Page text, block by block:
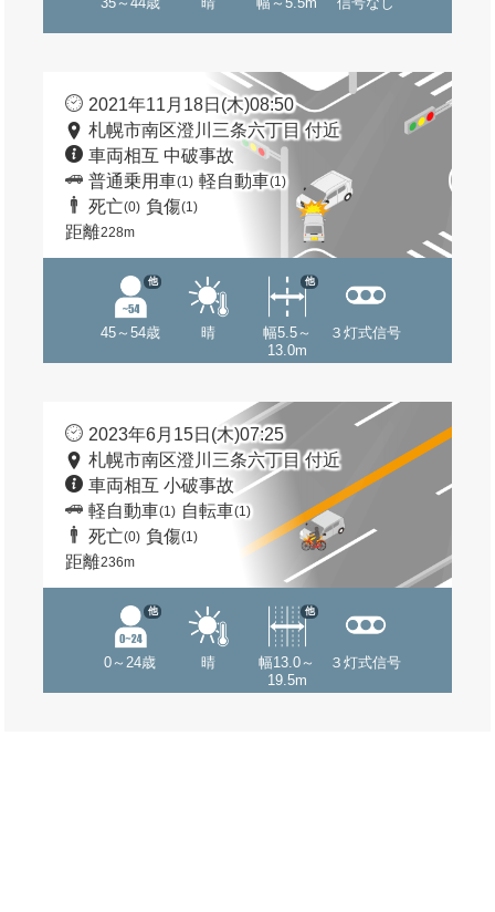
2021年11月18日(木)08:50
札幌市南区澄川三条六丁目 付近
車両相互 中破事故
普通乗用車(1) 軽自動車(1)
死亡(0) 負傷(1)
距離228m
45～54歳
他
晴
幅5.5～
13.0m
他
３灯式信号
2023年6月15日(木)07:25
札幌市南区澄川三条六丁目 付近
車両相互 小破事故
軽自動車(1) 自転車(1)
死亡(0) 負傷(1)
距離236m
0～24歳
他
晴
幅13.0～
19.5m
他
３灯式信号